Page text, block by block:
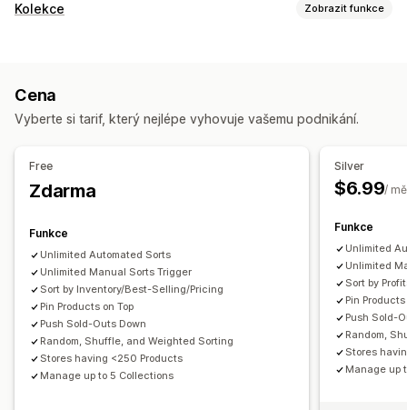
Kolekce Zobrazit funkce
Přetahování
Cena
Vyberte si tarif, který nejlépe vyhovuje vašemu podnikání.
Free
Zdarma
Funkce
Unlimited Automated Sorts
Unlimited Manual Sorts Trigger
Sort by Inventory/Best-Selling/Pricing
Pin Products on Top
Push Sold-Outs Down
Random, Shuffle, and Weighted Sorting
Stores having <250 Products
Manage up to 5 Collections
Silver
$6.99/
Funkce
Unlimited
Unlimited
Sort by
Pin Products
Push Sold-
Random,
Stores
Manage up